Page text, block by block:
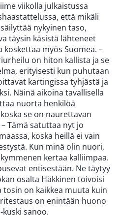
viikolla julkaistussa
että mikäli
nykyinen taso,
täysin käsistä lähteneet
myös Suomea. –
on hiton kallista ja se
erityisesti kun puhutaan
kartingissa tyhjästä ja
Näinä aikoina tavallisella
nuorta henkilöä
se on naurettavan
Tämä satuttaa nyt jo
koska heillä ei vain
Kun minä olin nuori,
kertaa kalliimpaa.
entisestään. Ne täytyy
osalta Häkkinen toivoisi
on kaikkea muuta kuin
on enintään huono
sanoo.